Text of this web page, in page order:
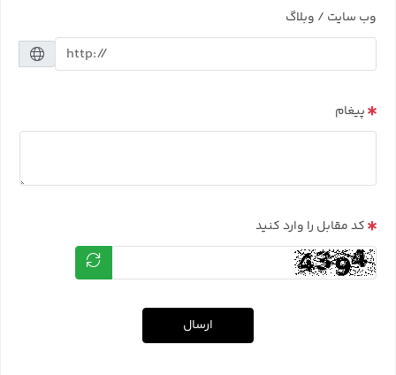
وب سایت / وبلاگ
پیغام
کد مقابل را وارد کنید
ارسال